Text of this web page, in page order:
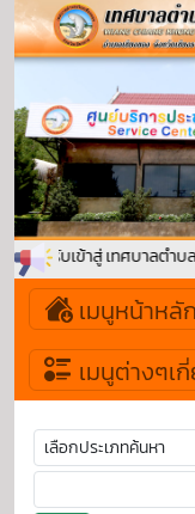
อนรับเข้าสู่ เทศบาลตำบลเ
เมนูหน้าหลัก
เมนูต่างๆเ